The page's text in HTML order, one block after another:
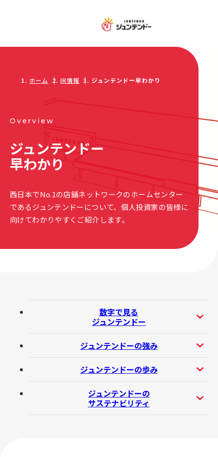
ホーム IR情報 ジュンテンドー早わかり
Overview
ジュンテンドー
早わかり
西日本でNo.1の店舗ネットワークのホームセンター
であるジュンテンドーについて、個人投資家の皆様に
向けてわかりやすくご紹介します。
数字で見る
ジュンテンドー
ジュンテンドーの強み
ジュンテンドーの歩み
ジュンテンドーの
サステナビリティ